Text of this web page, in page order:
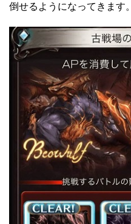
倒せるようになってきます。